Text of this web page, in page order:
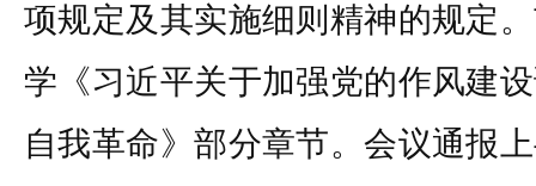
项规定及其实施细则精神的规定
学《习近平关于加强党的作风建
自我革命》部分章节。会议通报